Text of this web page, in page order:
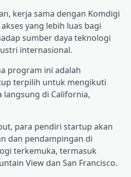
kerja sama dengan Komdigi
yang lebih luas bagi
sumber daya teknologi
internasional.
program ini adalah
terpilih untuk mengikuti
langsung di California,
para pendiri startup akan
dan pendampingan di
terkemuka, termasuk
View dan San Francisco.